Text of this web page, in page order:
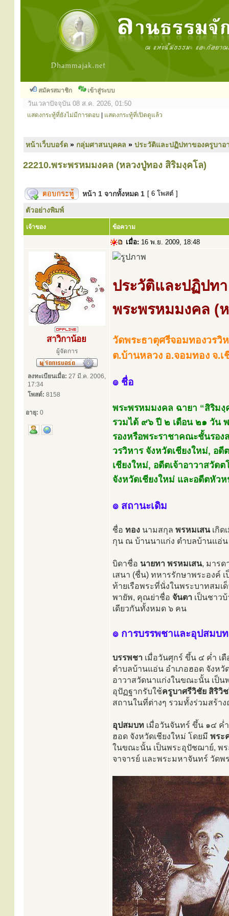
สมัครสมาชิก เข้าสู่ระบบ
วันเวลาปัจจุบัน 08 ส.ค. 2026, 01:50
แสดงกระทู้ที่ยังไม่มีการตอบ แสดงกระทู้ที่เปิดดูแล้ว
หน้าเว็บบอร์ด » กลุ่มศาสนบุคคล » ประวัติและปฏิปทาของครูบาอ
22210.พระพรหมมงคล (หลวงปู่ทอง สิริมงฺคโล)
หน้า 1 จากทั้งหมด 1 [ 6 โพสต์ ]
ตัวอย่างพิมพ์
เจ้าของ ข้อความ
เมื่อ: 16 พ.ย. 2009, 18:48
สาวิกาน้อย
ผู้จัดการ
ลงทะเบียนเมื่อ: 27 มี.ค. 2006,
17:34
โพสต์: 8158
อายุ: 0
ประวัติและปฏิปทา
พระพรหมมงคล (
วัดพระธาตุศรีจอมทองวรวิ
ต.บ้านหลวง อ.จอมทอง จ.เ
๏ ชื่อ
พระพรหมมงคล ฉายา “สิริมงฺ
รวมได้ ๙๖ ปี ๒ เดือน ๒๑ วัน
รองหรือพระราชาคณะชั้นรอง
วรวิหาร จังหวัดเชียงใหม่, อ
เชียงใหม่, อดีตเจ้าอาวาสวัด
จังหวัดเชียงใหม่ และอดีตหัว
๏ สถานะเดิม
ชื่อ ทอง นามสกุล พรหมเสนเกิด
กุน ณ บ้านนาแก่ง ตำบลบ้านแอ่น
บิดาชื่อ นายทา พรหมเสน, มาร
เสนา (ชื่น) ทหารรักษาพระองค์
ท้ายเรือพระที่นั่งในพระบาทสมเ
พายัพ, คุณย่าชื่อ จันตา เป็นชาว
เดียวกันทั้งหมด ๖ คน
๏ การบรรพชาและอุปสมบท
บรรพชา เมื่อวันศุกร์ ขึ้น ๔ ค่ำ เ
ตำบลบ้านแอ่น อำเภอฮอด จังหวั
อาวาสวัดนาแก่งในขณะนั้น เป็น
อุปัฏฐากรับใช้ครูบาศรีวิชัย สิริวิ
สถานในที่ต่างๆ รวมทั้งร่วมสร้า
อุปสมบท เมื่อวันจันทร์ ขึ้น ๑๔ ค่
ฮอด จังหวัดเชียงใหม่ โดยมี พระ
ในขณะนั้น เป็นพระอุปัชฌาย์, พ
จาจารย์ และพระมหาจันทร์ วัดพ